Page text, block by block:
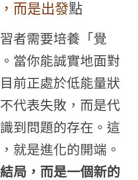
而是出發點
者需要培養「覺
當你能誠實地面對
前正處於低能量狀
代表失敗，而是代
到問題的存在。這
就是進化的開端。
局，而是一個新的